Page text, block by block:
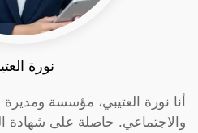
نورة
أنا نورة العتيبي، مؤسسة
والاجتماعي. حاصلة على شهادة